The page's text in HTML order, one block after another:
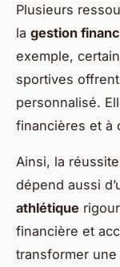
Plusieurs
la gestion
exemple,
sportives
personnalisé.
financières et à
Ainsi, la
dépend aussi
athlétique
financière et
transformer